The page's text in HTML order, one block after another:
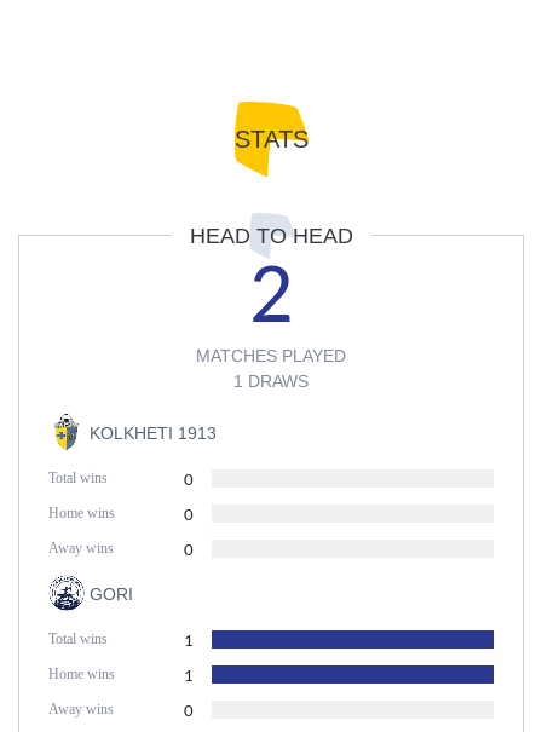
STATS
HEAD TO HEAD
KOLKHETI 1913
Total wins 0
Home wins 0
Away wins 0
GORI
Total wins 1
Home wins 1
Away wins 0
2
MATCHES PLAYED
1 DRAWS